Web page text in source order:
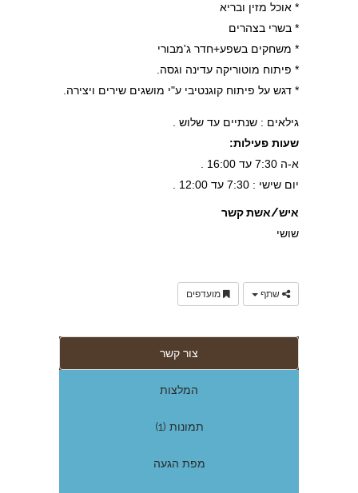
* אוכל מזין ובריא
* בשרי בצהרים
* משחקים בשפע+חדר ג'מבורי
* פיתוח מוטוריקה עדינה וגסה.
* דגש על פיתוח קוגנטיבי ע"י מושגים שירים ויצירה.
גילאים : שנתיים עד שלוש .
שעות פעילות:
א-ה 7:30 עד 16:00 .
יום שישי : 7:30 עד 12:00 .
איש/אשת קשר
שושי
שתף מועדפים
צור קשר
המלצות
תמונות (1)
מפת הגעה